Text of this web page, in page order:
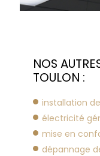
NOS
TOULON :
installation
électricité
mise en
dépannage